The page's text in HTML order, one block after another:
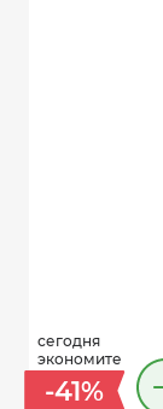
сегодня
экономите
-41%